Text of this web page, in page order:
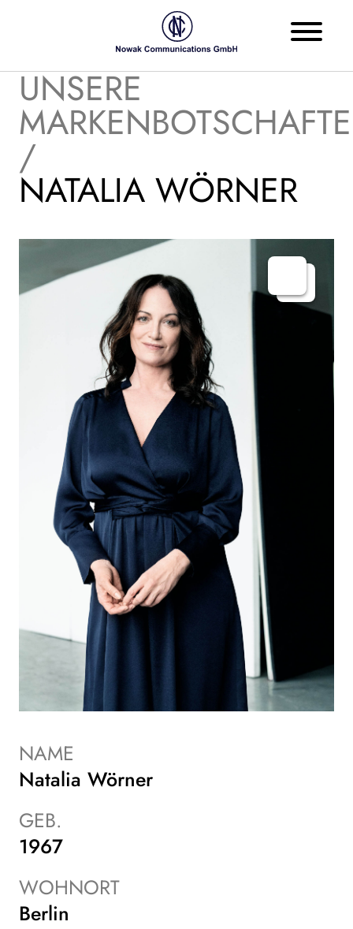
UNSERE
/
NATALIA WÖRNER
NAME
Natalia Wörner
GEB.
1967
WOHNORT
Berlin